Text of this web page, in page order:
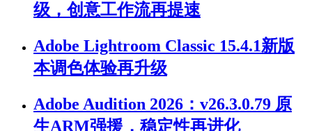
级，创意工作流再提速
Adobe Lightroom Classic 15.4.1新版
本调色体验再升级
Adobe Audition 2026：v26.3.0.79 原
生ARM强援，稳定性再进化